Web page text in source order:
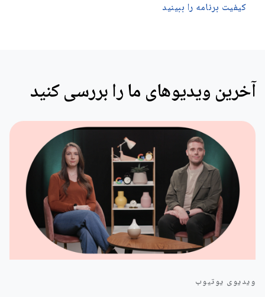
کیفیت برنامه را ببینید
آخرین ویدیوهای ما را بررسی کنید
ویدیوی یوتیوب